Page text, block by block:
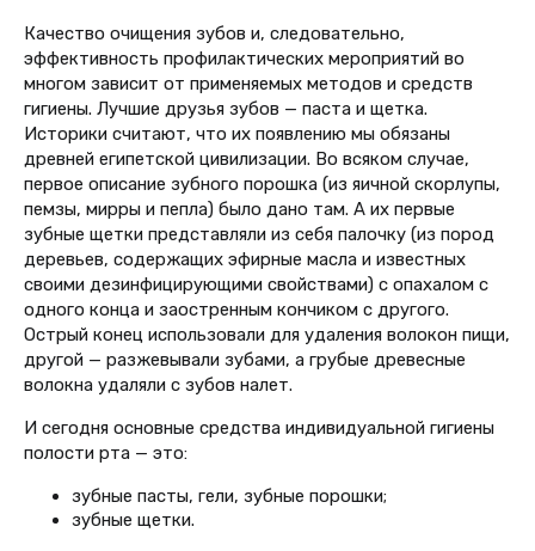
Качество очищения зубов и, следовательно,
эффективность профилактических мероприятий во
многом зависит от применяемых методов и средств
гигиены. Лучшие друзья зубов — паста и щетка.
Историки считают, что их появлению мы обязаны
древней египетской цивилизации. Во всяком случае,
первое описание зубного порошка (из яичной скорлупы,
пемзы, мирры и пепла) было дано там. А их первые
зубные щетки представляли из себя палочку (из пород
деревьев, содержащих эфирные масла и известных
своими дезинфицирующими свойствами) с опахалом с
одного конца и заостренным кончиком с другого.
Острый конец использовали для удаления волокон пищи,
другой — разжевывали зубами, а грубые древесные
волокна удаляли с зубов налет.
И сегодня основные средства индивидуальной гигиены
полости рта — это:
зубные пасты, гели, зубные порошки;
зубные щетки.